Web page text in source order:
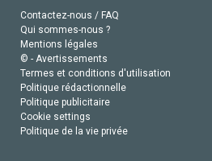
Contactez-nous / FAQ
Qui sommes-nous ?
Mentions légales
© - Avertissements
Termes et conditions d'utilisation
Politique rédactionnelle
Politique publicitaire
Cookie settings
Politique de la vie privée